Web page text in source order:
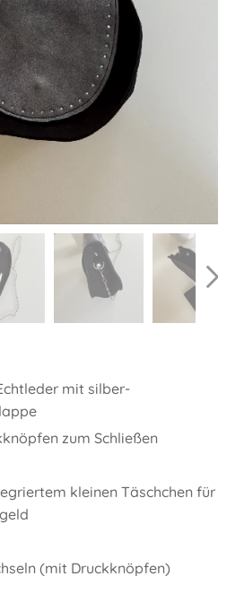
mit silber-
zum Schließen
kleinen Täschchen für
(mit Druckknöpfen)